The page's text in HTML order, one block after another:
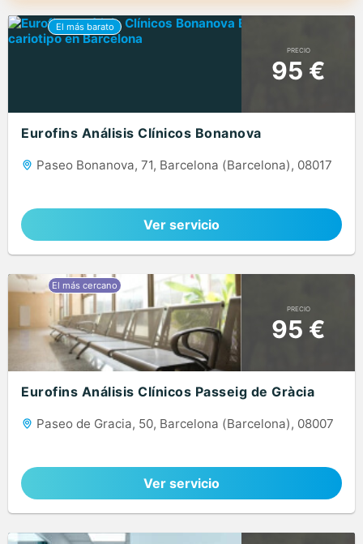
PRECIO
95 €
Eurofins Análisis Clínicos Bonanova
Paseo Bonanova, 71, Barcelona (Barcelona), 08017
Ver servicio
PRECIO
95 €
Eurofins Análisis Clínicos Passeig de Gràcia
Paseo de Gracia, 50, Barcelona (Barcelona), 08007
Ver servicio